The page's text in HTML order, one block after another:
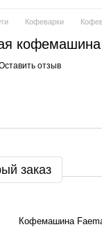
Кофеварки
кофемашина
отзыв
заказ
Кофемашина